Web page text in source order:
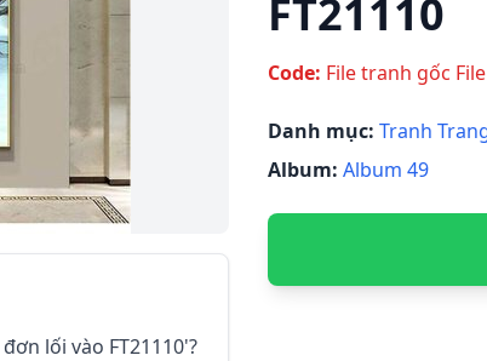
lối vào FT21110'?
FT21110
Code: File tranh gốc
Danh mục: Tranh
Album: Album 49